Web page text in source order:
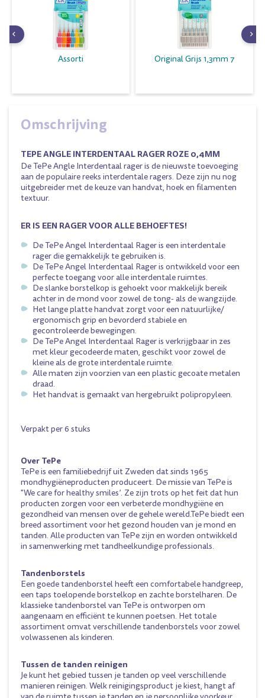
Assorti Original Grijs 1,3mm 7
Omschrijving
TEPE ANGLE INTERDENTAAL RAGER ROZE 0,4MM
De TePe Angle Interdentaal rager is de nieuwste toevoeging
aan de populaire reeks interdentale ragers. Deze zijn nu nog
uitgebreider met de keuze van handvat, hoek en filamenten
textuur.
ER IS EEN RAGER VOOR ALLE BEHOEFTES!
De TePe Angel Interdentaal Rager is een interdentale
rager die gemakkelijk te gebruiken is.
De TePe Angel Interdentaal Rager is ontwikkeld voor een
perfecte toegang voor alle interdentale ruimtes.
De slanke borstelkop is gehoekt voor makkelijk bereik
achter in de mond voor zowel de tong- als de wangzijde.
Het lange platte handvat zorgt voor een natuurlijke/
ergonomisch grip en bevorderd stabiele en
gecontroleerde bewegingen.
De TePe Angel Interdentaal Rager is verkrijgbaar in zes
met kleur gecodeerde maten, geschikt voor zowel de
kleine als de grote interdentale ruimte.
Alle maten zijn voorzien van een plastic gecoate metalen
draad.
Het handvat is gemaakt van hergebruikt polipropyleen.
Verpakt per 6 stuks
Over TePe
TePe is een familiebedrijf uit Zweden dat sinds 1965
mondhygiëneproducten produceert. De missie van TePe is
"We care for healthy smiles’. Ze zijn trots op het feit dat hun
producten zorgen voor een verbeterde mondhygiëne en
gezondheid van mensen over de gehele wereld.TePe biedt een
breed assortiment voor het gezond houden van je mond en
tanden. Alle producten van TePe zijn en worden ontwikkeld
in samenwerking met tandheelkundige professionals.
Tandenborstels
Een goede tandenborstel heeft een comfortabele handgreep,
een taps toelopende borstelkop en zachte borstelharen. De
klassieke tandenborstel van TePe is ontworpen om
aangenaam en efficiënt te kunnen poetsen. Het totale
assortiment omvat verschillende tandenborstels voor zowel
volwassenen als kinderen.
Tussen de tanden reinigen
Je kunt het gebied tussen je tanden op veel verschillende
manieren reinigen. Welk reinigingsproduct je kiest, hangt af